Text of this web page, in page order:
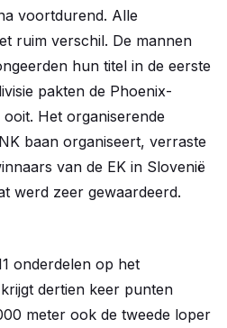
voortdurend. Alle
ruim verschil. De mannen
hun titel in de eerste
pakten de Phoenix-
Het organiserende
baan organiseert, verraste
van de EK in Slovenië
werd zeer gewaardeerd.
onderdelen op het
dertien keer punten
meter ook de tweede loper